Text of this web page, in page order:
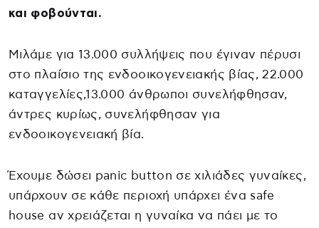
και φοβούνται.
Μιλάμε για 13.000 συλλήψεις που έγιναν πέρυσι
στο πλαίσιο της ενδοοικογενειακής βίας, 22.000
καταγγελίες,13.000 άνθρωποι συνελήφθησαν,
άντρες κυρίως, συνελήφθησαν για
ενδοοικογενειακή βία.
Έχουμε δώσει panic button σε χιλιάδες γυναίκες,
υπάρχουν σε κάθε περιοχή υπάρχει ένα safe
house αν χρειάζεται η γυναίκα να πάει με το